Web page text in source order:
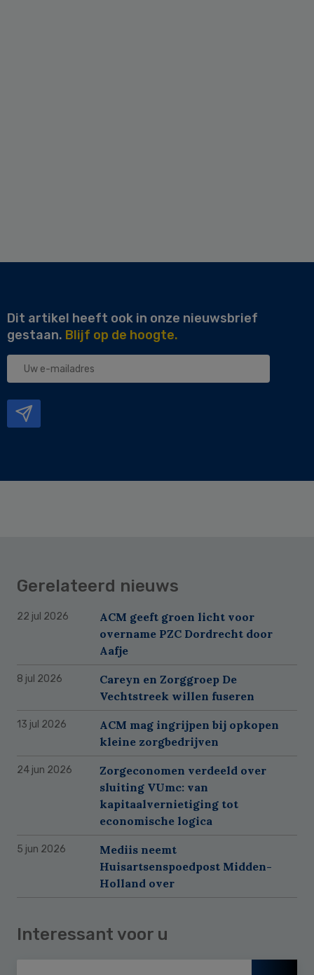
Dit artikel heeft ook in onze nieuwsbrief
gestaan. Blijf op de hoogte.
Uw
Gerelateerd nieuws
22 jul 2026
ACM geeft groen licht voor
overname PZC Dordrecht door
Aafje
8 jul 2026
Careyn en Zorggroep De
Vechtstreek willen fuseren
13 jul 2026
ACM mag ingrijpen bij opkopen
kleine zorgbedrijven
24 jun 2026
Zorgeconomen verdeeld over
sluiting VUmc: van
kapitaalvernietiging tot
economische logica
5 jun 2026
Mediis neemt
Huisartsenspoedpost Midden-
Holland over
Interessant voor u